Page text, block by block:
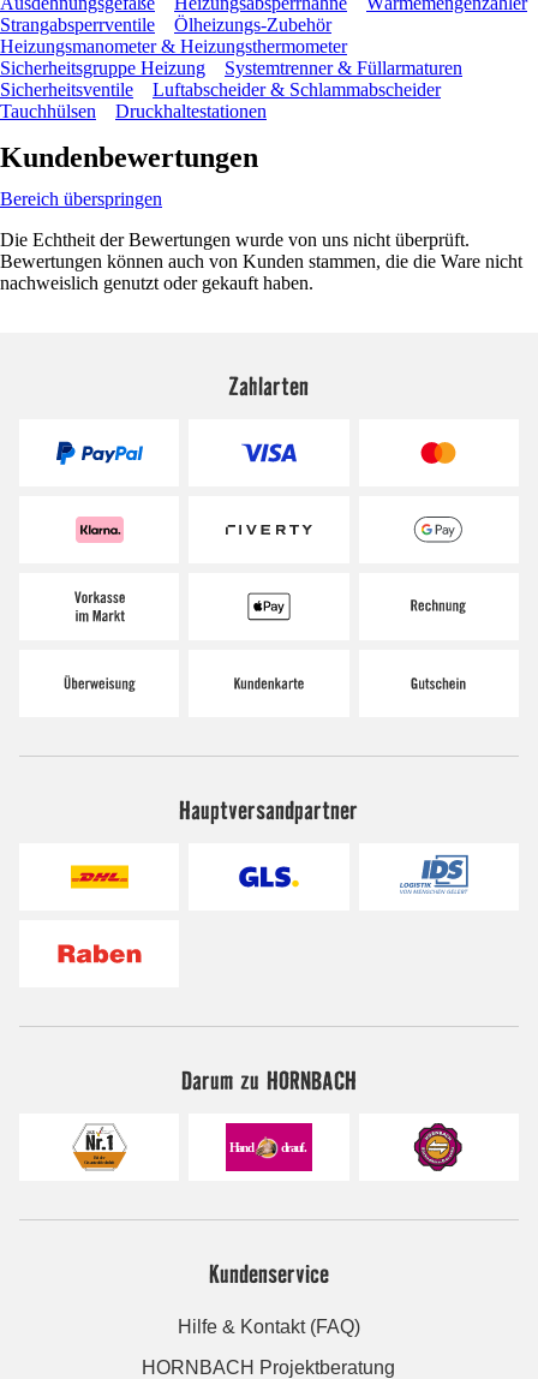
Strangabsperrventile
Ölheizungs-Zubehör
Heizungsmanometer & Heizungsthermometer
Sicherheitsgruppe Heizung
Systemtrenner & Füllarmaturen
Sicherheitsventile
Luftabscheider & Schlammabscheider
Tauchhülsen
Druckhaltestationen
Kundenbewertungen
Bereich überspringen
Die Echtheit der Bewertungen wurde von uns nicht überprüft.
Bewertungen können auch von Kunden stammen, die die Ware nicht
nachweislich genutzt oder gekauft haben.
Zahlarten
Hauptversandpartner
Darum zu HORNBACH
Kundenservice
Hilfe & Kontakt (FAQ)
HORNBACH Projektberatung